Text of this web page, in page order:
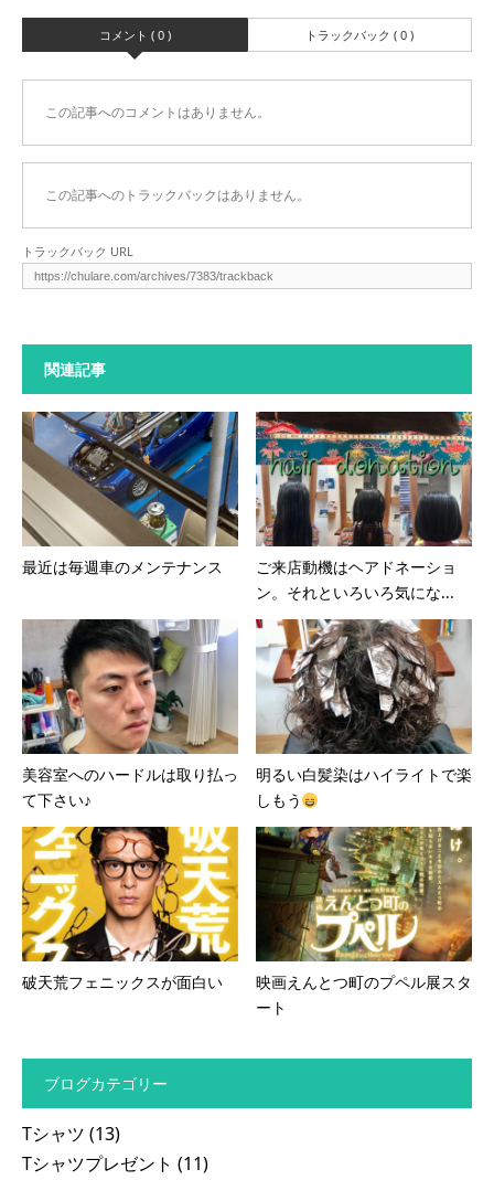
コメント ( 0 ) トラックバック ( 0 )
この記事へのコメントはありません。
この記事へのトラックバックはありません。
トラックバック URL
関連記事
最近は毎週車のメンテナンス
ご来店動機はヘアドネーショ
ン。それといろいろ気にな...
美容室へのハードルは取り払っ
て下さい♪
明るい白髪染はハイライトで楽
しもう
破天荒フェニックスが面白い
映画えんとつ町のプペル展スタ
ート
ブログカテゴリー
Tシャツ (13)
Tシャツプレゼント (11)